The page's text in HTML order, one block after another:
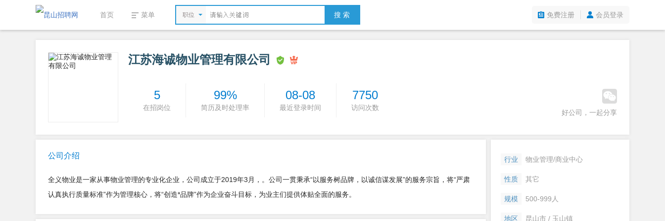
首页 菜单 职位 搜 索 免费注册 会员登录
江苏海诚物业管理有限公司
5
在招岗位
99%
简历及时处理率
08-08
最近登录时间
7750
访问次数
好公司，一起分享
公司介绍
全义物业是一家从事物业管理的专业化企业，公司成立于2019年3月，。公司一贯秉承“以服务树品牌，以诚信谋发展”的服务宗旨，将“严肃
认真执行质量标准”作为管理核心，将“创造*品牌”作为企业奋斗目标，为业主们提供体贴全面的服务。
行业 物业管理/商业中心
性质 其它
规模 500-999人
地区 昆山市 / 玉山镇